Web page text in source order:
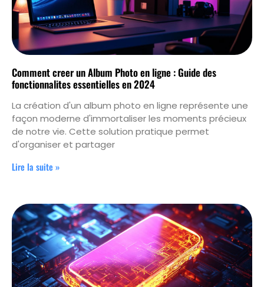
Comment creer un Album Photo en ligne : Guide des
fonctionnalites essentielles en 2024
La création d'un album photo en ligne représente une
façon moderne d'immortaliser les moments précieux
de notre vie. Cette solution pratique permet
d'organiser et partager
Lire la suite »